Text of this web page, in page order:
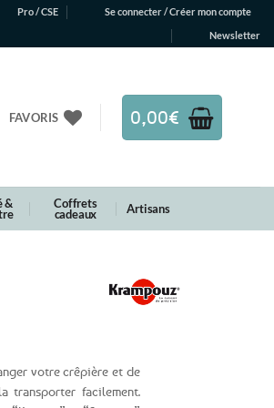
Pro / CSE
Se connecter / Créer mon compte
Newsletter
FAVORIS 0,00€
& Coffrets
cadeaux Artisans
votre crêpière et de
transporter facilement.